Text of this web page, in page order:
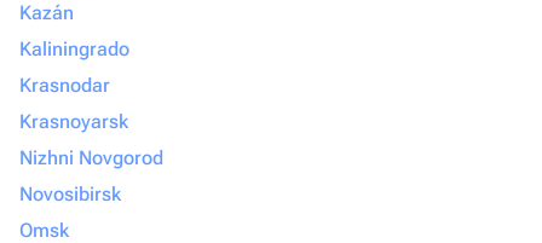
Kazán
Kaliningrado
Krasnodar
Krasnoyarsk
Nizhni Novgorod
Novosibirsk
Omsk